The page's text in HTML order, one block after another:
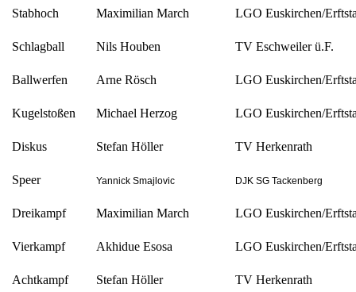
Stabhoch Maximilian March LGO Euskirchen/
Schlagball Nils Houben TV Eschweiler ü.F.
Ballwerfen Arne Rösch LGO Euskirchen/
Kugelstoßen Michael Herzog LGO Euskirchen/
Diskus Stefan Höller TV Herkenrath
Speer Yannick Smajlovic DJK SG Tackenberg
Dreikampf Maximilian March LGO Euskirchen/
Vierkampf Akhidue Esosa LGO Euskirchen/
Achtkampf Stefan Höller TV Herkenrath